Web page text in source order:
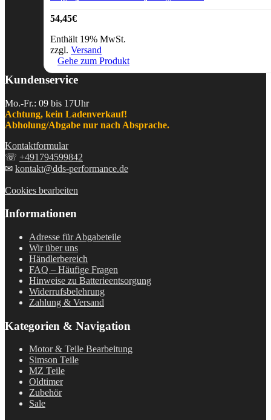
54,45€
Enthält 19% MwSt.
zzgl. Versand
Gehe zum Produkt
Kundenservice
Mo.-Fr.: 09 bis 17Uhr
Achtung, kein Ladenverkauf!
Abholung/Abgabe nur nach Absprache.
Kontaktformular
☏ +491794599842
✉ kontakt@dds-performance.de
Cookies bearbeiten
Informationen
Adresse für Abgabeteile
Wir über uns
Händlerbereich
FAQ – Häufige Fragen
Hinweise zu Batterieentsorgung
Widerrufsbelehrung
Zahlung & Versand
Kategorien & Navigation
Motor & Teile Bearbeitung
Simson Teile
MZ Teile
Oldtimer
Zubehör
Sale